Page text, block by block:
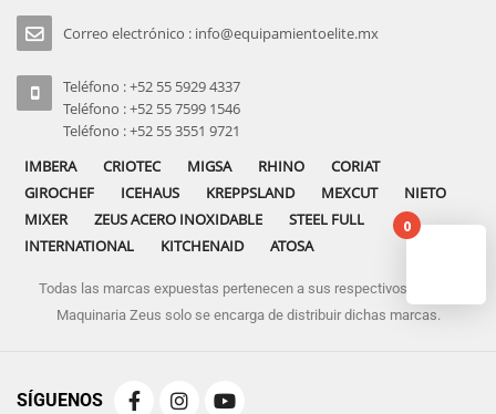
Correo electrónico : info@equipamientoelite.mx
Teléfono : +52 55 5929 4337
Teléfono : +52 55 7599 1546
Teléfono : +52 55 3551 9721
IMBERA
CRIOTEC MIGSA RHINO
CORIAT
GIROCHEF
ICEHAUS KREPPSLAND MEXCUT
NIETO
MIXER
ZEUS ACERO INOXIDABLE
STEEL FULL
INTERNATIONAL
KITCHENAID ATOSA
Todas las marcas expuestas pertenecen a sus respectivos dueños
Maquinaria Zeus solo se encarga de distribuir dichas marcas.
SÍGUENOS
0